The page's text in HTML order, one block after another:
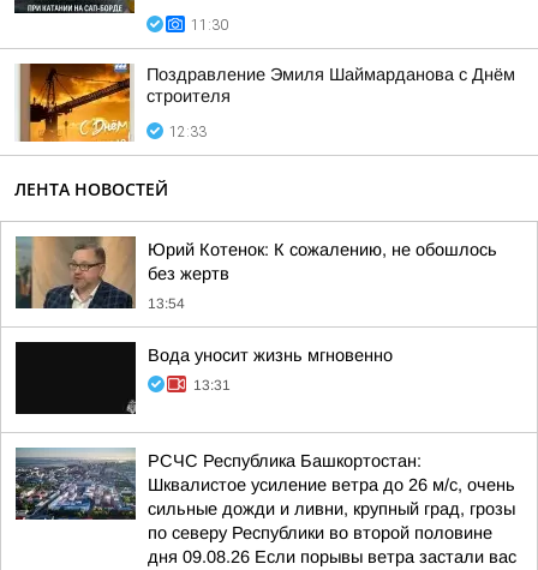
11:30
Поздравление Эмиля Шаймарданова с Днём
строителя
12:33
ЛЕНТА НОВОСТЕЙ
Юрий Котенок: К сожалению, не обошлось
без жертв
13:54
Вода уносит жизнь мгновенно
13:31
РСЧС Республика Башкортостан:
Шквалистое усиление ветра до 26 м/с, очень
сильные дожди и ливни, крупный град, грозы
по северу Республики во второй половине
дня 09.08.26 Если порывы ветра застали вас